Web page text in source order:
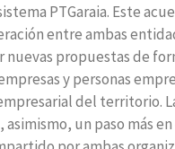
PTGaraia. Este
entre ambas
propuestas de
y personas
del territorio.
un paso más